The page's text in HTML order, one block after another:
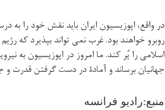
در واقع، اپوزیسیون ایران باید نقش خود را به
روبرو خواهند بود. غرب نمی تواند بپذیرد که
اسلامی را پُر کند. ما امروز در اپوزیسیون به
جهانیان برساند و آمادۀ در دست گرفتن قدرت و
منبع:رادیو فرانسه